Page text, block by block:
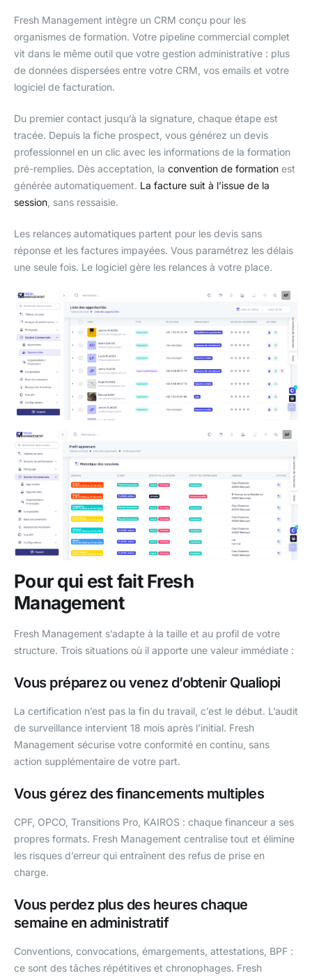
Fresh Management intègre un CRM conçu pour les
organismes de formation. Votre pipeline commercial complet
vit dans le même outil que votre gestion administrative : plus
de données dispersées entre votre CRM, vos emails et votre
logiciel de facturation.
Du premier contact jusqu’à la signature, chaque étape est
tracée. Depuis la fiche prospect, vous générez un devis
professionnel en un clic avec les informations de la formation
pré-remplies. Dès acceptation, la convention de formation est
générée automatiquement. La facture suit à l’issue de la
session , sans ressaisie.
Les relances automatiques partent pour les devis sans
réponse et les factures impayées. Vous paramétrez les délais
une seule fois. Le logiciel gère les relances à votre place.
Pour qui est fait Fresh
Management
Fresh Management s’adapte à la taille et au profil de votre
structure. Trois situations où il apporte une valeur immédiate :
Vous préparez ou venez d’obtenir Qualiopi
La certification n’est pas la fin du travail, c’est le début. L’audit
de surveillance intervient 18 mois après l’initial. Fresh
Management sécurise votre conformité en continu, sans
action supplémentaire de votre part.
Vous gérez des financements multiples
CPF, OPCO, Transitions Pro, KAIROS : chaque financeur a ses
propres formats. Fresh Management centralise tout et élimine
les risques d’erreur qui entraînent des refus de prise en
charge.
Vous perdez plus des heures chaque
semaine en administratif
Conventions, convocations, émargements, attestations, BPF :
ce sont des tâches répétitives et chronophages. Fresh